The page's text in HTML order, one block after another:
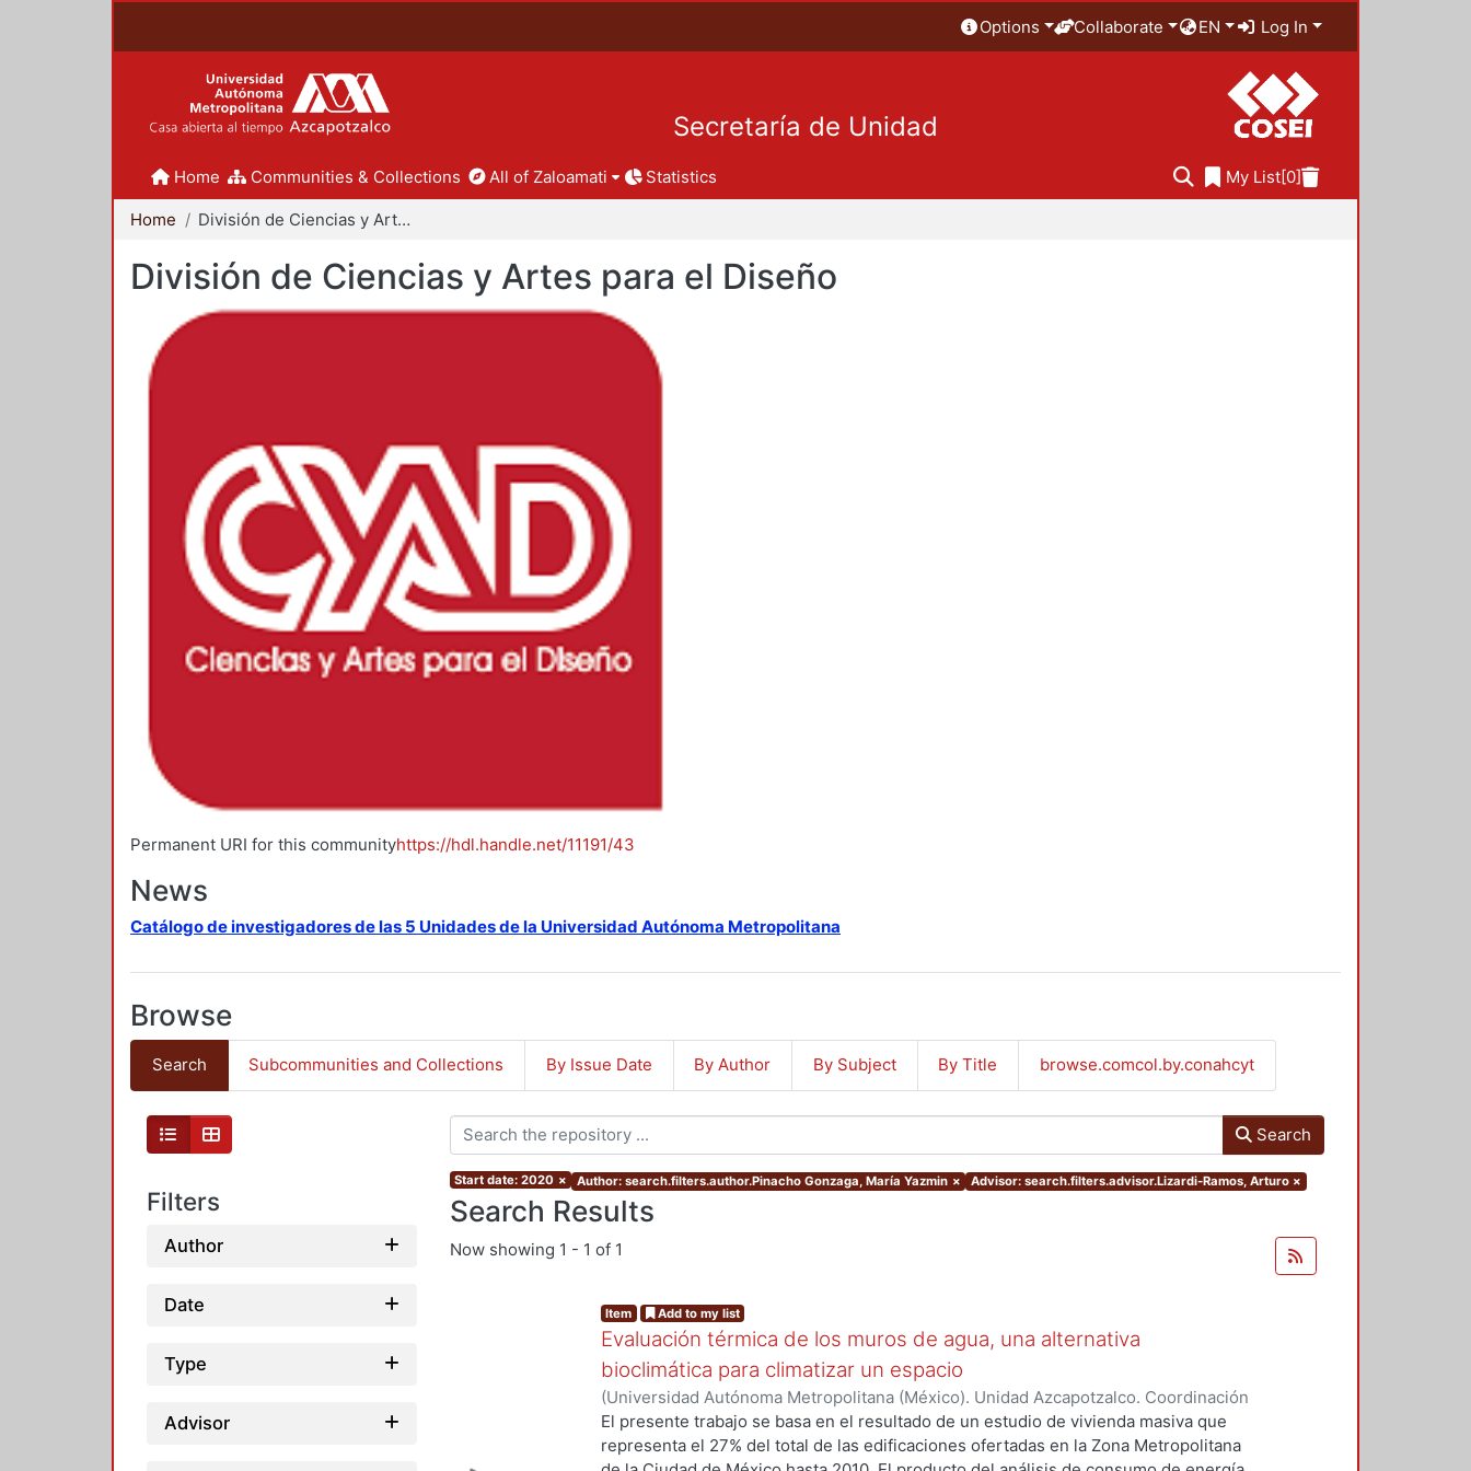
Options Collaborate EN Log In
Secretaría de Unidad
Home Communities & Collections All of Zaloamati Statistics My List[0]
Home División de Ciencias y Artes para el Diseño
División de Ciencias y Artes para el Diseño
Permanent URI for this communityhttps://hdl.handle.net/11191/43
News
Catálogo de investigadores de las 5 Unidades de la Universidad Autónoma Metropolitana
Browse
Search Subcommunities and Collections By Issue Date By Author By Subject By Title browse.comcol.by.conahcyt
Filters
Author
Date
Type
Advisor
Search
Start date: 2020 × Author: search.filters.author.Pinacho Gonzaga, María Yazmin × Advisor: search.filters.advisor.Lizardi-Ramos, Arturo ×
Search Results
Now showing 1 - 1 of 1
Item Add to my list
Evaluación térmica de los muros de agua, una alternativa
bioclimática para climatizar un espacio
(Universidad Autónoma Metropolitana (México). Unidad Azcapotzalco. Coordinación
de Servicios de Información.,2020-09)Pinacho Gonzaga, María Yazmin
El presente trabajo se basa en el resultado de un estudio de vivienda masiva que
representa el 27% del total de las edificaciones ofertadas en la Zona Metropolitana